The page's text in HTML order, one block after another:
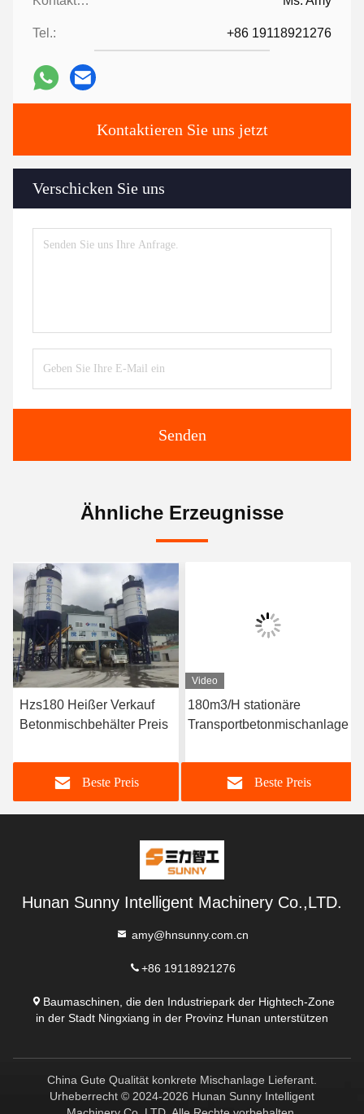
Tel.: +86 19118921276
Kontaktieren Sie uns jetzt
Verschicken Sie uns
Senden
Ähnliche Erzeugnisse
Hzs180 Heißer Verkauf
Betonmischbehälter Preis
Beste Preis
Video
180m3/H stationäre
Transportbetonmischanlage
Beste Preis
Hunan Sunny Intelligent Machinery Co.,LTD.
amy@hnsunny.com.cn
+86 19118921276
Baumaschinen, die den Industriepark der Hightech-Zone
in der Stadt Ningxiang in der Provinz Hunan unterstützen
China Gute Qualität konkrete Mischanlage Lieferant.
Urheberrecht © 2024-2026 Hunan Sunny Intelligent